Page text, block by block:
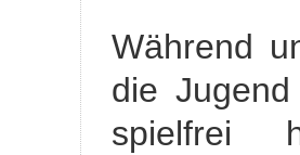
Während
die
spielfrei